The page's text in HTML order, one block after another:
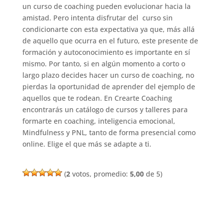
un curso de coaching pueden evolucionar hacia la
amistad. Pero intenta disfrutar del curso sin
condicionarte con esta expectativa ya que, más allá
de aquello que ocurra en el futuro, este presente de
formación y autoconocimiento es importante en sí
mismo. Por tanto, si en algún momento a corto o
largo plazo decides hacer un curso de coaching, no
pierdas la oportunidad de aprender del ejemplo de
aquellos que te rodean. En Crearte Coaching
encontrarás un catálogo de cursos y talleres para
formarte en coaching, inteligencia emocional,
Mindfulness y PNL, tanto de forma presencial como
online. Elige el que más se adapte a ti.
(2votos, promedio: 5,00de 5)